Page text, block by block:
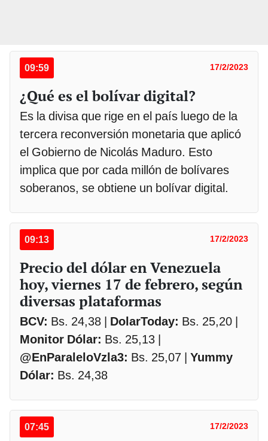
09:59 17/2/2023
¿Qué es el bolívar digital?
Es la divisa que rige en el país luego de la
tercera reconversión monetaria que aplicó
el Gobierno de Nicolás Maduro. Esto
implica que por cada millón de bolívares
soberanos, se obtiene un bolívar digital.
09:13 17/2/2023
Precio del dólar en Venezuela
hoy, viernes 17 de febrero, según
diversas plataformas
BCV: Bs. 24,38 | DolarToday: Bs. 25,20 |
Monitor Dólar: Bs. 25,13 |
@EnParaleloVzla3: Bs. 25,07 | Yummy
Dólar: Bs. 24,38
07:45 17/2/2023